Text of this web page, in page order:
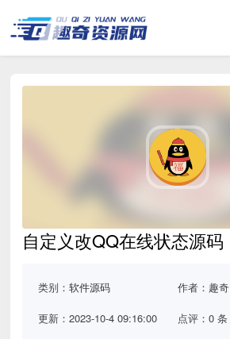
自定义改QQ在线状态源码
类别：软件源码 作者：趣奇
更新：2023-10-4 09:16:00 点评：0 条